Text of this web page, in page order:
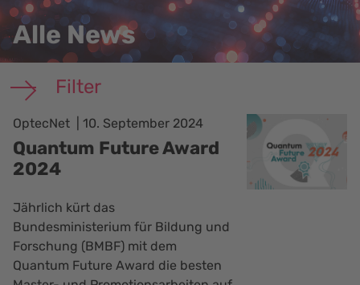
Alle News
Filter
OptecNet 10. September 2024
Quantum Future Award
2024
Jährlich kürt das
Bundesministerium für Bildung und
Forschung (BMBF) mit dem
Quantum Future Award die besten